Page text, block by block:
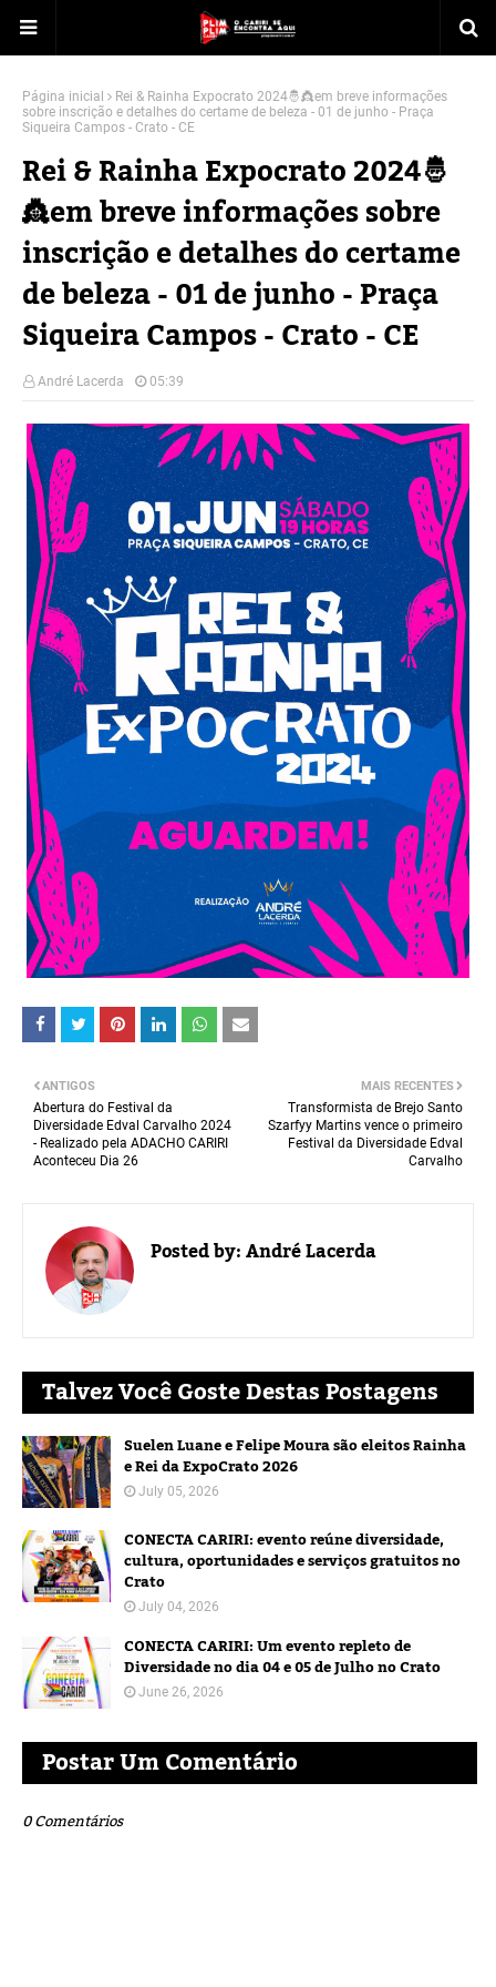
Página inicial
Rei & Rainha Expocrato 2024🤴👸em breve informações
sobre inscrição e detalhes do certame de beleza - 01 de junho - Praça
Siqueira Campos - Crato - CE
Rei & Rainha Expocrato 2024🤴
👸em breve informações sobre
inscrição e detalhes do certame
de beleza - 01 de junho - Praça
Siqueira Campos - Crato - CE
André Lacerda 05:39
MAIS RECENTES
Transformista de Brejo Santo
Szarfyy Martins vence o primeiro
Festival da Diversidade Edval
Carvalho
ANTIGOS
Abertura do Festival da
Diversidade Edval Carvalho 2024
- Realizado pela ADACHO CARIRI
Aconteceu Dia 26
Posted by:André Lacerda
Talvez Você Goste Destas Postagens
Suelen Luane e Felipe Moura são eleitos Rainha
e Rei da ExpoCrato 2026
July 05, 2026
CONECTA CARIRI: evento reúne diversidade,
cultura, oportunidades e serviços gratuitos no
Crato
July 04, 2026
CONECTA CARIRI: Um evento repleto de
Diversidade no dia 04 e 05 de Julho no Crato
June 26, 2026
Postar Um Comentário
0 Comentários